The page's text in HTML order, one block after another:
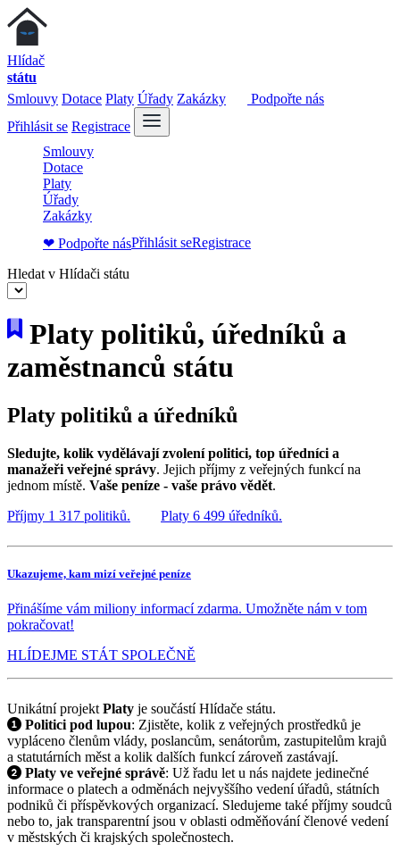
Hlídač
státu
Smlouvy Dotace Platy Úřady Zakázky
Podpořte nás
Přihlásit se Registrace
Smlouvy
Dotace
Platy
Úřady
Zakázky
❤ Podpořte násPřihlásit seRegistrace
Hledat v Hlídači státu
Platy politiků, úředníků a
zaměstnanců státu
Platy politiků a úředníků
Sledujte, kolik vydělávají zvolení politici, top úředníci a
manažeři veřejné správy. Jejich příjmy z veřejných funkcí na
jednom místě. Vaše peníze - vaše právo vědět.
Příjmy 1 317 politiků. Platy 6 499 úředníků.
Ukazujeme, kam mizí veřejné peníze
Přinášíme vám miliony informací zdarma. Umožněte nám v tom
pokračovat!
HLÍDEJME STÁT SPOLEČNĚ
Unikátní projekt Platy je součástí Hlídače státu.
Politici pod lupou: Zjistěte, kolik z veřejných prostředků je
vypláceno členům vlády, poslancům, senátorům, zastupitelům krajů
a statutárních měst a kolik dalších funkcí zároveň zastávají.
Platy ve veřejné správě: Už řadu let u nás najdete jedinečné
informace o platech a odměnách nejvyššího vedení úřadů, státních
podniků či příspěvkových organizací. Sledujeme také příjmy soudců
nebo to, jak transparentní jsou v oblasti odměňování členové vedení
v městských či krajských společnostech.